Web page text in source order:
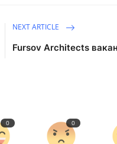
NEXT ARTICLE
Fursov Architects
0 0